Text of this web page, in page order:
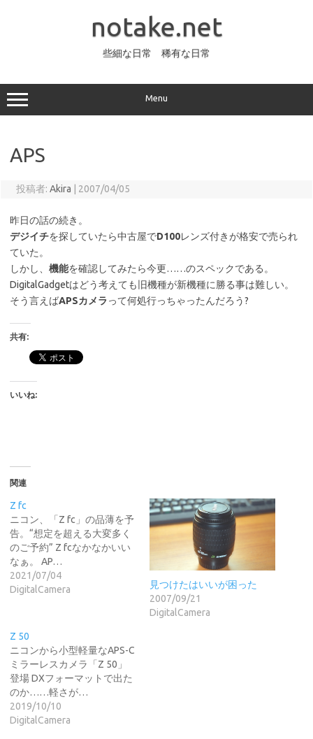
ッ
プ
notake.net
些細な日常 稀有な日常
Menu
APS
投稿者: Akira 2007/04/05
昨日の話の続き。
デジイチを探していたら中古屋でD100レンズ付きが格安で売られ
ていた。
しかし、 機能を確認してみたら今更……のスペックである。
DigitalGadgetはどう考えても旧機種が新機種に勝る事は難しい。
そう言えばAPSカメラ って何処行っちゃったんだろう?
共有:
いいね:
関連
Z fc
ニコン、「Z fc」の品薄を予
告。“想定を超える大変多く
のご予約” Z fcなかなかいい
なぁ。 AP…
2021/07/04
DigitalCamera
見つけたはいいが困った
2007/09/21
DigitalCamera
Z 50
ニコンから小型軽量なAPS-C
ミラーレスカメラ「Z 50」
登場 DXフォーマットで出た
のか……軽さが…
2019/10/10
DigitalCamera